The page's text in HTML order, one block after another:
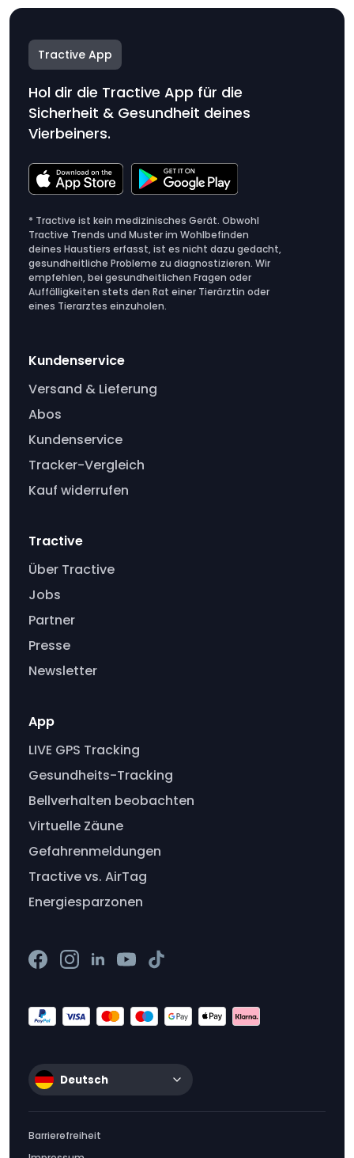
Tractive App
Hol dir die Tractive App für die
Sicherheit & Gesundheit deines
Vierbeiners.
* Tractive ist kein medizinisches Gerät. Obwohl
Tractive Trends und Muster im Wohlbefinden
deines Haustiers erfasst, ist es nicht dazu gedacht,
gesundheitliche Probleme zu diagnostizieren. Wir
empfehlen, bei gesundheitlichen Fragen oder
Auffälligkeiten stets den Rat einer Tierärztin oder
eines Tierarztes einzuholen.
Kundenservice
Versand & Lieferung
Abos
Kundenservice
Tracker-Vergleich
Kauf widerrufen
Tractive
Über Tractive
Jobs
Partner
Presse
Newsletter
App
LIVE GPS Tracking
Gesundheits-Tracking
Bellverhalten beobachten
Virtuelle Zäune
Gefahrenmeldungen
Tractive vs. AirTag
Energiesparzonen
Deutsch
Barrierefreiheit